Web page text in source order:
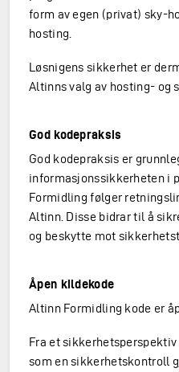
form av egen (privat) sky-
hosting.
Løsnigens sikkerhet er
Altinns valg av hosting- og
God kodepraksis
God kodepraksis er
informasjonssikkerheten i
Formidling følger
Altinn. Disse bidrar til å
og beskytte mot
Åpen kildekode
Altinn Formidling kode er
Fra et
som en sikkerhetskontroll